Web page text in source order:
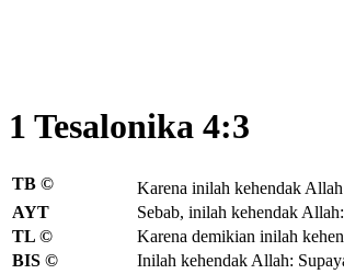
1 Tesalonika 4:3
TB © Karena inilah kehendak Allah
AYT
Sebab, inilah kehendak
TL ©
Karena demikian inilah
BIS ©
Inilah kehendak Allah: